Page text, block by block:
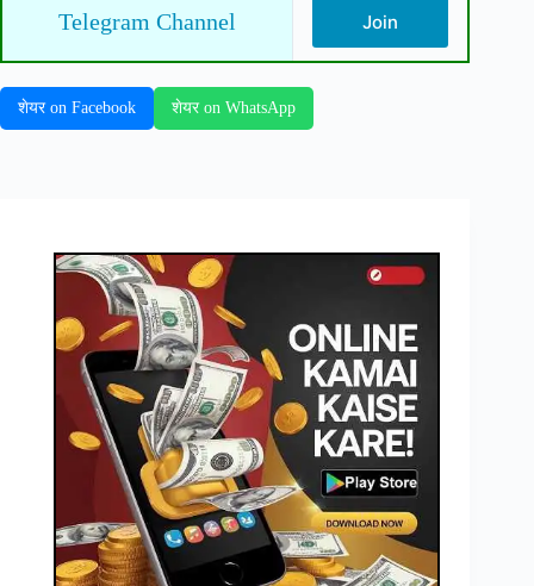
Telegram Channel Join
शेयर on Facebook शेयर on WhatsApp